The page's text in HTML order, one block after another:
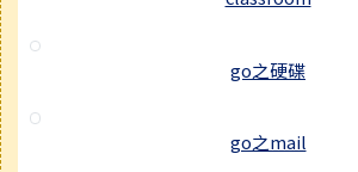
go之硬碟
go之mail